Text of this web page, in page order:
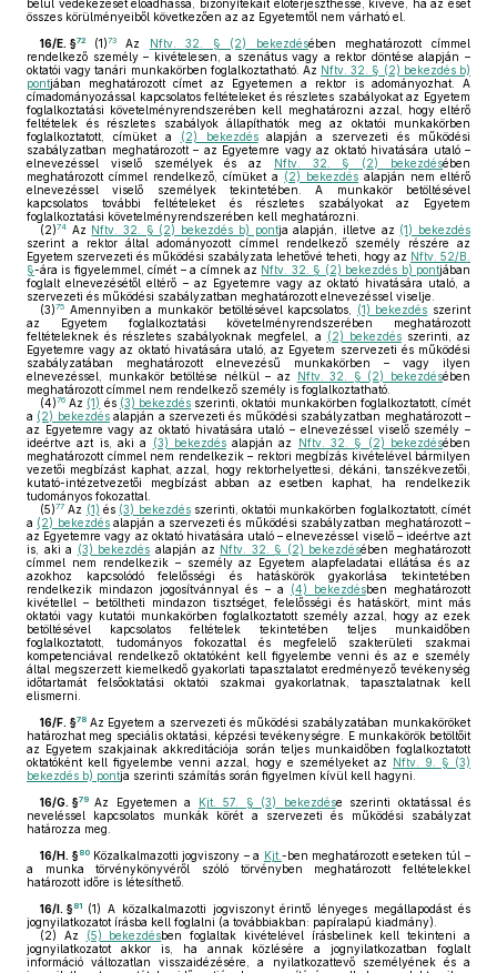
belül védekezését előadhassa, bizonyítékait előterjeszthesse, kivéve, ha az eset
összes körülményeiből következően az az Egyetemtől nem várható el.
16/E. §72 (1)73Az Nftv. 32. § (2) bekezdésében meghatározott címmel
rendelkező személy – kivételesen, a szenátus vagy a rektor döntése alapján –
oktatói vagy tanári munkakörben foglalkoztatható. Az Nftv. 32. § (2) bekezdés b)
pontjában meghatározott címet az Egyetemen a rektor is adományozhat. A
címadományozással kapcsolatos feltételeket és részletes szabályokat az Egyetem
foglalkoztatási követelményrendszerében kell meghatározni azzal, hogy eltérő
feltételek és részletes szabályok állapíthatók meg az oktatói munkakörben
foglalkoztatott, címüket a
(2) bekezdésalapján a szervezeti és működési
szabályzatban meghatározott – az Egyetemre vagy az oktató hivatására utaló –
elnevezéssel viselő személyek és az Nftv. 32. § (2) bekezdésében
meghatározott címmel rendelkező, címüket a (2) bekezdés alapján nem eltérő
elnevezéssel viselő személyek tekintetében. A munkakör betöltésével
kapcsolatos további feltételeket és részletes szabályokat az Egyetem
foglalkoztatási követelményrendszerében kell meghatározni.
(2)74 Az Nftv. 32. § (2) bekezdés b) pontja alapján, illetve az (1) bekezdés
szerint a rektor által adományozott címmel rendelkező személy részére az
Egyetem szervezeti és működési szabályzata lehetővé teheti, hogy az Nftv. 52/B.
§-ára is figyelemmel, címét – a címnek az Nftv. 32. § (2) bekezdés b) pontjában
foglalt elnevezésétől eltérő – az Egyetemre vagy az oktató hivatására utaló, a
szervezeti és működési szabályzatban meghatározott elnevezéssel viselje.
(3)75 Amennyiben a munkakör betöltésével kapcsolatos, (1) bekezdés szerint
az Egyetem foglalkoztatási követelményrendszerében meghatározott
feltételeknek és részletes szabályoknak megfelel, a (2) bekezdésszerinti, az
Egyetemre vagy az oktató hivatására utaló, az Egyetem szervezeti és működési
szabályzatában meghatározott elnevezésű munkakörben – vagy ilyen
elnevezéssel, munkakör betöltése nélkül – az
Nftv. 32. § (2) bekezdésében
meghatározott címmel nem rendelkező személy is foglalkoztatható.
(4)76 Az (1) és (3) bekezdés szerinti, oktatói munkakörben foglalkoztatott, címét
a (2) bekezdésalapján a szervezeti és működési szabályzatban meghatározott –
az Egyetemre vagy az oktató hivatására utaló – elnevezéssel viselő személy –
ideértve azt is, aki a
(3) bekezdésalapján az Nftv. 32. § (2) bekezdésében
meghatározott címmel nem rendelkezik – rektori megbízás kivételével bármilyen
vezetői megbízást kaphat, azzal, hogy rektorhelyettesi, dékáni, tanszékvezetői,
kutató-intézetvezetői megbízást abban az esetben kaphat, ha rendelkezik
tudományos fokozattal.
(5)77 Az (1) és (3) bekezdésszerinti, oktatói munkakörben foglalkoztatott, címét
a (2) bekezdésalapján a szervezeti és működési szabályzatban meghatározott –
az Egyetemre vagy az oktató hivatására utaló – elnevezéssel viselő – ideértve azt
is, aki a (3) bekezdés alapján az Nftv. 32. § (2) bekezdésében meghatározott
címmel nem rendelkezik – személy az Egyetem alapfeladatai ellátása és az
azokhoz kapcsolódó felelősségi és hatáskörök gyakorlása tekintetében
rendelkezik mindazon jogosítvánnyal és – a
(4) bekezdésben meghatározott
kivétellel – betöltheti mindazon tisztséget, felelősségi és hatáskört, mint más
oktatói vagy kutatói munkakörben foglalkoztatott személy azzal, hogy az ezek
betöltésével kapcsolatos feltételek tekintetében teljes munkaidőben
foglalkoztatott, tudományos fokozattal és megfelelő szakterületi szakmai
kompetenciával rendelkező oktatóként kell figyelembe venni és az e személy
által megszerzett kiemelkedő gyakorlati tapasztalatot eredményező tevékenység
időtartamát felsőoktatási oktatói szakmai gyakorlatnak, tapasztalatnak kell
elismerni.
16/F. §78 Az Egyetem a szervezeti és működési szabályzatában munkaköröket
határozhat meg speciális oktatási, képzési tevékenységre. E munkakörök betöltőit
az Egyetem szakjainak akkreditációja során teljes munkaidőben foglalkoztatott
oktatóként kell figyelembe venni azzal, hogy e személyeket az Nftv. 9. § (3)
bekezdés b) pontja szerinti számítás során figyelmen kívül kell hagyni.
16/G. §79 Az Egyetemen a Kjt. 57. § (3) bekezdése szerinti oktatással és
neveléssel kapcsolatos munkák körét a szervezeti és működési szabályzat
határozza meg.
16/H. §80 Közalkalmazotti jogviszony – a Kjt. -ben meghatározott eseteken túl –
a munka törvénykönyvéről szóló törvényben meghatározott feltételekkel
határozott időre is létesíthető.
16/I. §81 (1) A közalkalmazotti jogviszonyt érintő lényeges megállapodást és
jognyilatkozatot írásba kell foglalni (a továbbiakban: papíralapú kiadmány).
(2) Az (5) bekezdésben foglaltak kivételével írásbelinek kell tekinteni a
jognyilatkozatot akkor is, ha annak közlésére a jognyilatkozatban foglalt
információ változatlan visszaidézésére, a nyilatkozattevő személyének és a